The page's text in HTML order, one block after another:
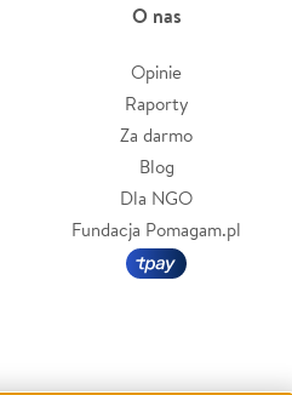
O nas
Opinie
Raporty
Za darmo
Blog
Dla NGO
Fundacja Pomagam.pl